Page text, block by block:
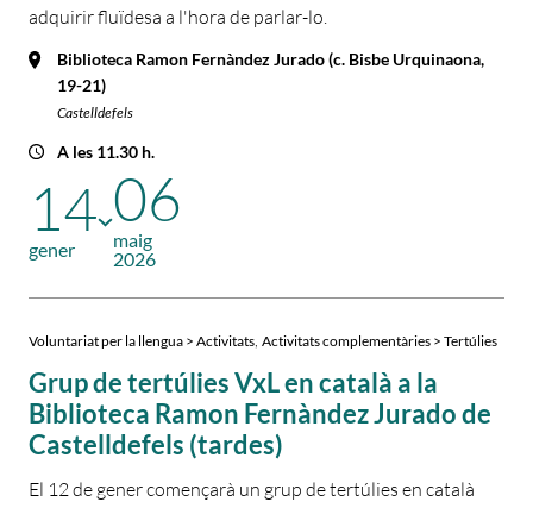
adquirir fluïdesa a l'hora de parlar-lo.
Biblioteca Ramon Fernàndez Jurado (c. Bisbe Urquinaona,
19-21)
Castelldefels
A les 11.30 h.
14
gener
06
maig
2026
Voluntariat per la llengua > Activitats Activitats complementàries > Tertúlies
Grup de tertúlies VxL en català a la
Biblioteca Ramon Fernàndez Jurado de
Castelldefels (tardes)
El 12 de gener començarà un grup de tertúlies en català